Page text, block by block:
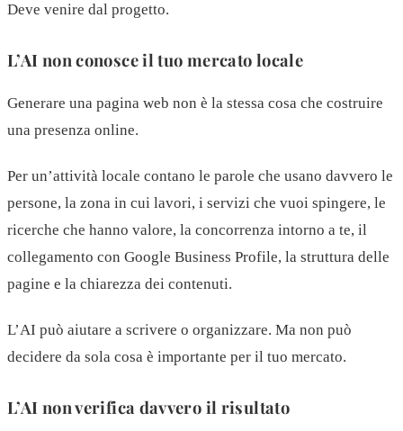
Deve venire dal progetto.
L’AI non conosce il tuo mercato locale
Generare una pagina web non è la stessa cosa che costruire
una presenza online.
Per un’attività locale contano le parole che usano davvero le
persone, la zona in cui lavori, i servizi che vuoi spingere, le
ricerche che hanno valore, la concorrenza intorno a te, il
collegamento con Google Business Profile, la struttura delle
pagine e la chiarezza dei contenuti.
L’AI può aiutare a scrivere o organizzare. Ma non può
decidere da sola cosa è importante per il tuo mercato.
L’AI non verifica davvero il risultato